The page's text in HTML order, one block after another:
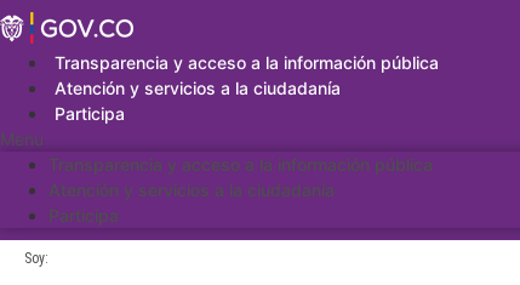
Saltar
al
contenidoTransparencia y acceso a la información pública
Atención y servicios a la ciudadanía
Participa
Menu
Transparencia y acceso a la información pública
Atención y servicios a la ciudadanía
Participa
Soy: